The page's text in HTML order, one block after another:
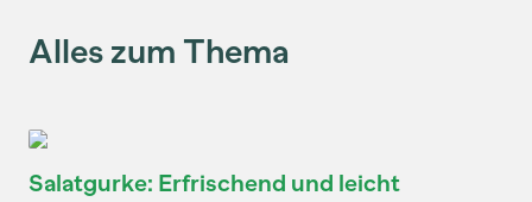
Alles zum Thema
Salatgurke: Erfrischend und leicht